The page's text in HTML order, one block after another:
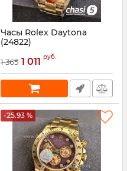
Часы Rolex Daytona
(24822)
1 365 1 011 руб.
-25.93 %